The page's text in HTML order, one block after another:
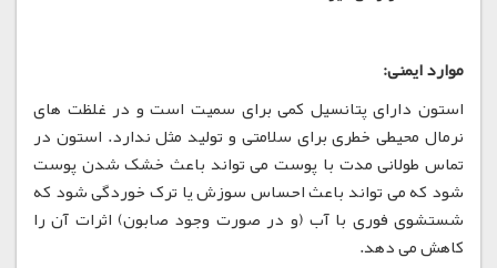
موارد ایمنی:
استون دارای پتانسیل کمی برای سمیت است و در غلظت های
نرمال محیطی خطری برای سلامتی و تولید مثل ندارد. استون در
تماس طولانی مدت با پوست می تواند باعث خشک شدن پوست
شود که می تواند باعث احساس سوزش یا ترک خوردگی شود که
شستشوی فوری با آب (و در صورت وجود صابون) اثرات آن را
کاهش می دهد.